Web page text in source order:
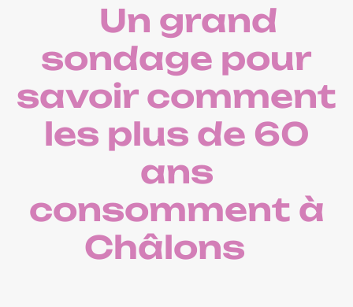
Un grand
sondage pour
savoir comment
les plus de 60
ans
consomment à
Châlons